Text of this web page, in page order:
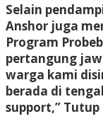
Selain
Anshor juga
Program
pertangung
warga kami
berada di
support,” Tutup